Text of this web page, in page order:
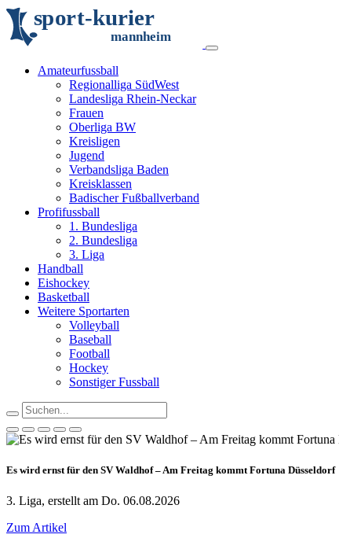
sport-kurier
mannheim
Amateurfussball
Regionalliga SüdWest
Landesliga Rhein-Neckar
Frauen
Oberliga BW
Kreisligen
Jugend
Verbandsliga Baden
Kreisklassen
Badischer Fußballverband
Profifussball
1. Bundesliga
2. Bundesliga
3. Liga
Handball
Eishockey
Basketball
Weitere Sportarten
Volleyball
Baseball
Football
Hockey
Sonstiger Fussball
Es wird ernst für den SV Waldhof – Am Freitag kommt Fortuna Düsseldorf
3. Liga, erstellt am Do. 06.08.2026
Zum Artikel